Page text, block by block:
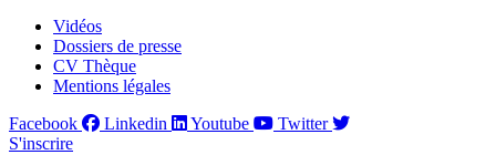
Vidéos
Dossiers de presse
CV Thèque
Mentions légales
Facebook
Linkedin Youtube
Twitter
S'inscrire